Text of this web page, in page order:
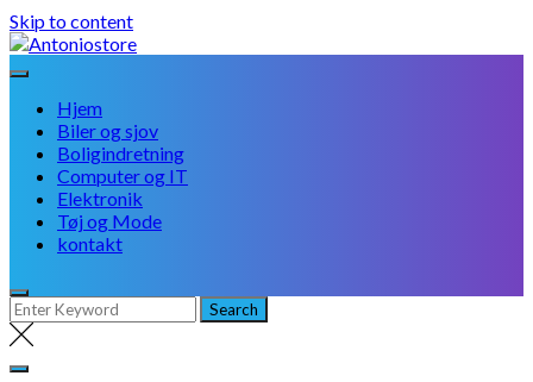
Skip to content
Hjem
Biler og sjov
Boligindretning
Computer og IT
Elektronik
Tøj og Mode
kontakt